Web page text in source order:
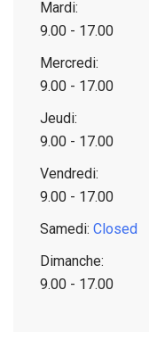
Mardi:
9.00 - 17.00
Mercredi:
9.00 - 17.00
Jeudi:
9.00 - 17.00
Vendredi:
9.00 - 17.00
Samedi: Closed
Dimanche:
9.00 - 17.00